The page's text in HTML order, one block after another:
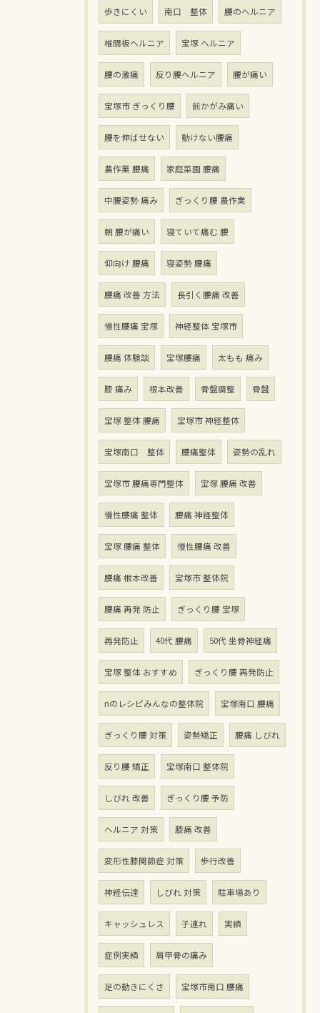
歩きにくい 南口 整体 腰のヘルニア
椎間板ヘルニア 宝塚 ヘルニア
腰の激痛 反り腰ヘルニア 腰が痛い
宝塚市 ぎっくり腰 前かがみ痛い
腰を伸ばせない 動けない腰痛
農作業 腰痛 家庭菜園 腰痛
中腰姿勢 痛み ぎっくり腰 農作業
朝 腰が痛い 寝ていて痛む 腰
仰向け 腰痛 寝姿勢 腰痛
腰痛 改善 方法 長引く腰痛 改善
慢性腰痛 宝塚 神経整体 宝塚市
腰痛 体験談 宝塚腰痛 太もも 痛み
膝 痛み 根本改善 骨盤調整 骨盤
宝塚 整体 腰痛 宝塚市 神経整体
宝塚南口 整体 腰痛整体 姿勢の乱れ
宝塚市 腰痛専門整体 宝塚 腰痛 改善
慢性腰痛 整体 腰痛 神経整体
宝塚 腰痛 整体 慢性腰痛 改善
腰痛 根本改善 宝塚市 整体院
腰痛 再発 防止 ぎっくり腰 宝塚
再発防止 40代 腰痛 50代 坐骨神経痛
宝塚 整体 おすすめ ぎっくり腰 再発防止
nのレシピみんなの整体院 宝塚南口 腰痛
ぎっくり腰 対策 姿勢矯正 腰痛 しびれ
反り腰 矯正 宝塚南口 整体院
しびれ 改善 ぎっくり腰 予防
ヘルニア 対策 膝痛 改善
変形性膝関節症 対策 歩行改善
神経伝達 しびれ 対策 駐車場あり
キャッシュレス 子連れ 実績
症例実績 肩甲骨の痛み
足の動きにくさ 宝塚市南口 腰痛